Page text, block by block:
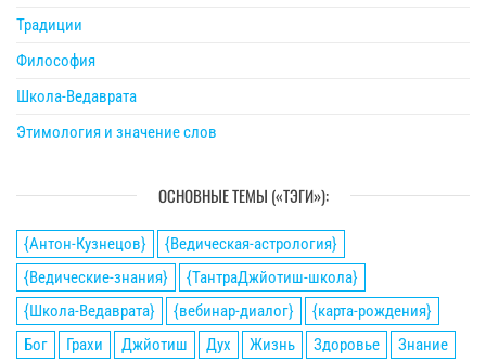
Традиции
Философия
Школа-Ведаврата
Этимология и значение слов
ОСНОВНЫЕ ТЕМЫ («ТЭГИ»):
{Антон-Кузнецов}
{Ведическая-астрология}
{Ведические-знания}
{ТантраДжйотиш-школа}
{Школа-Ведаврата}
{вебинар-диалог}
{карта-рождения}
Бог
Грахи Джйотиш Дух Жизнь Здоровье
Знание